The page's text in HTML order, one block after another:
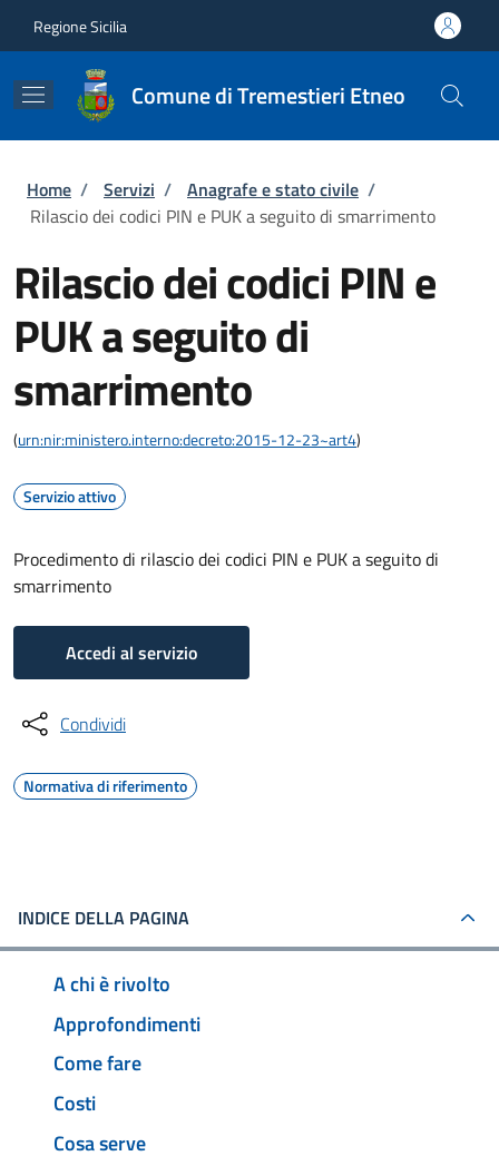
Regione Sicilia
Comune di Tremestieri Etneo
Briciole di pane
Home / Servizi / Anagrafe e stato civile /
Rilascio dei codici PIN e PUK a seguito di smarrimento
Rilascio dei codici PIN e
PUK a seguito di
smarrimento
(urn:nir:ministero.interno:decreto:2015-12-23~art4)
Servizio attivo
Procedimento di rilascio dei codici PIN e PUK a seguito di
smarrimento
Accedi al servizio
Condividi
Normativa di riferimento
INDICE DELLA PAGINA
A chi è rivolto
Approfondimenti
Come fare
Costi
Cosa serve